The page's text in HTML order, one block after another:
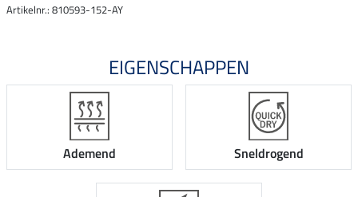
Artikelnr.: 810593-152-AY
EIGENSCHAPPEN
Ademend Sneldrogend